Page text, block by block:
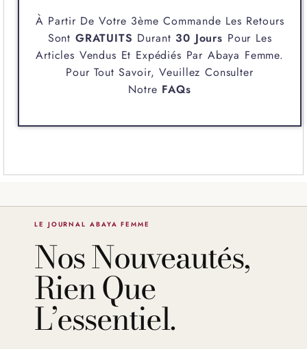
À Partir De Votre 3ème Commande Les Retours
Sont GRATUITS Durant 30 Jours Pour Les
Articles Vendus Et Expédiés Par Abaya Femme.
Pour Tout Savoir, Veuillez Consulter
Notre FAQs
LE JOURNAL ABAYA FEMME
Nos Nouveautés,
Rien Que
L’essentiel.